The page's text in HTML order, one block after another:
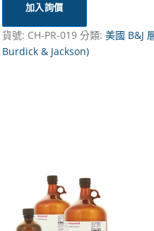
加入詢價
貨號: CH-PR-019 分類: 美國 B&J
Burdick & Jackson)